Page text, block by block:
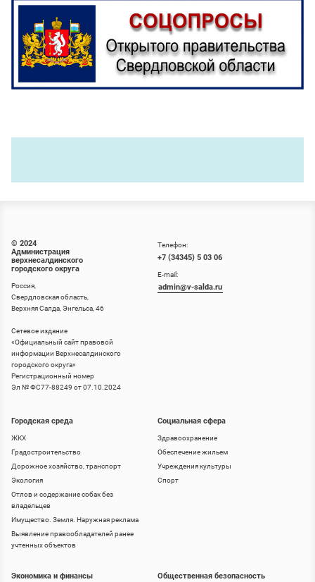
© 2024
Администрация
верхнесалдинского
городского округа
Россия,
Свердловская область,
Верхняя Салда, Энгельса, 46
Сетевое издание
«Официальный сайт правовой
информации Верхнесалдинского
городского округа»
Регистрационный номер
Эл № ФС77-88249 от 07.10.2024
Городская среда
ЖКХ
Градостроительство
Дорожное хозяйство, транспорт
Экология
Отлов и содержание собак без
владельцев
Имущество. Земля. Наружная реклама
Выявление правообладателей ранее
учтенных объектов
Социальная сфера
Здравоохранение
Обеспечение жильем
Учреждения культуры
Спорт
Телефон:
+7 (34345) 5 03 06
E-mail:
admin@v-salda.ru
Экономика и финансы Общественная безопасность